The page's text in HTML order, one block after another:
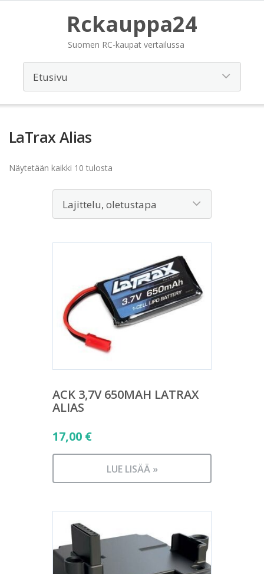
Rckauppa24
Suomen RC-kaupat vertailussa
LaTrax Alias
Näytetään kaikki 10 tulosta
ACK 3,7V 650MAH LATRAX
ALIAS
17,00 €
LUE LISÄÄ »